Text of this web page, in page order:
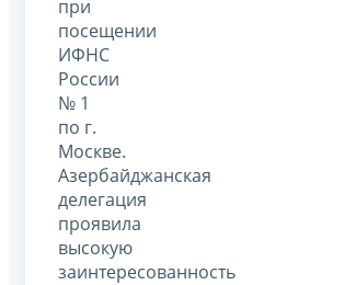
при
посещении
ИФНС
России
№ 1
по г.
Москве.
Азербайджанская
делегация
проявила
высокую
заинтересованность